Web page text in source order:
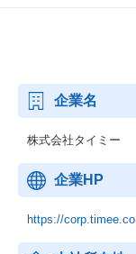
企業名
株式会社タイミー
企業HP
https://